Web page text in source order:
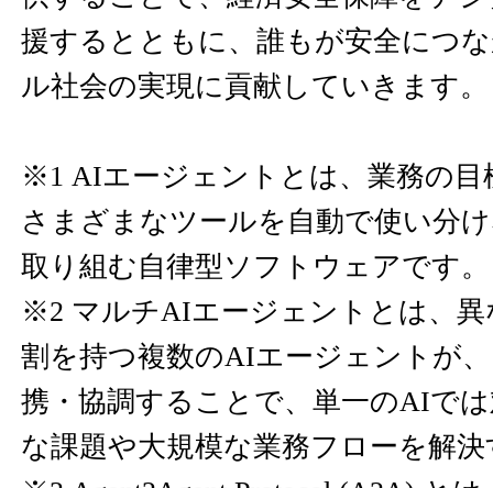
援するとともに、誰もが安全につ
ル社会の実現に貢献していきます。
※1 AIエージェントとは、業務の目
さまざまなツールを自動で使い分
取り組む自律型ソフトウェアです。
※2 マルチAIエージェントとは、異
割を持つ複数のAIエージェントが
携・協調することで、単一のAIで
な課題や大規模な業務フローを解